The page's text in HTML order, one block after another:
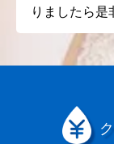
りましたら是